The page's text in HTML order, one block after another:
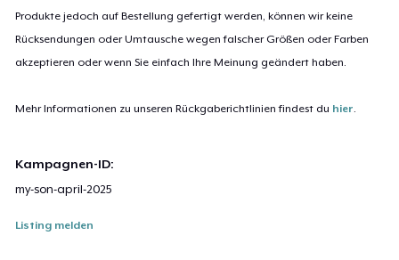
Produkte jedoch auf Bestellung gefertigt werden, können wir keine
Rücksendungen oder Umtausche wegen falscher Größen oder Farben
akzeptieren oder wenn Sie einfach Ihre Meinung geändert haben.
Mehr Informationen zu unseren Rückgaberichtlinien findest du hier.
Kampagnen-ID:
my-son-april-2025
Listing melden